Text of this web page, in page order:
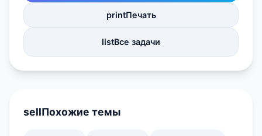
printПечать
listВсе задачи
sellПохожие темы